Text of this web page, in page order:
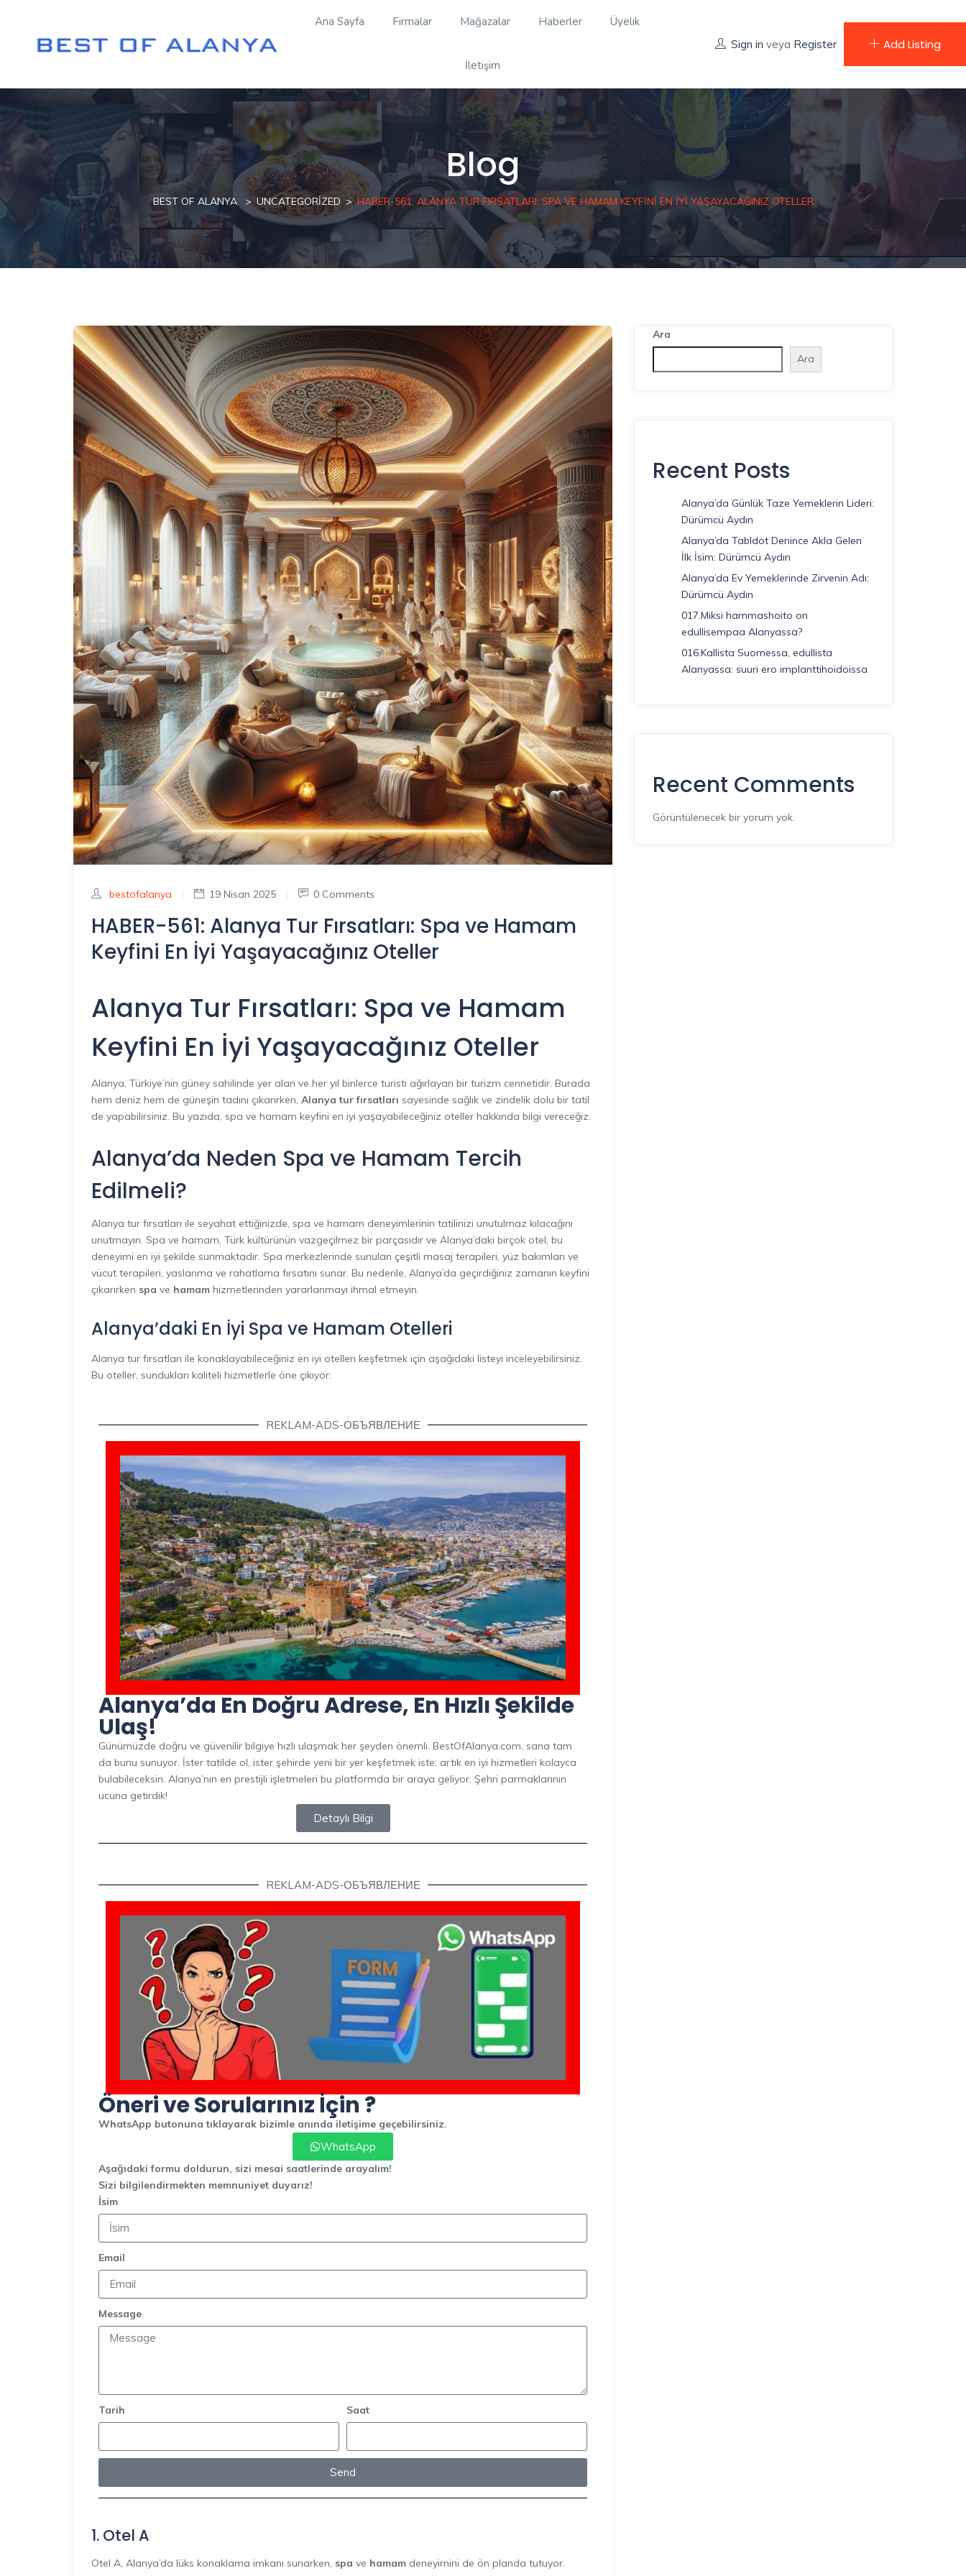
Ana Sayfa Firmalar Mağazalar Haberler Üyelik
İletişim
Sign in veya Register Add Listing
Blog
BEST OF ALANYA UNCATEGORIZED HABER-561: ALANYA TUR FIRSATLARI: SPA VE HAMAM KEYFINI EN İYI YAŞAYACAĞINIZ OTELLER
bestofalanya 19 Nisan 2025 0 Comments
HABER-561: Alanya Tur Fırsatları: Spa ve Hamam
Keyfini En İyi Yaşayacağınız Oteller
Alanya Tur Fırsatları: Spa ve Hamam
Keyfini En İyi Yaşayacağınız Oteller
Alanya, Türkiye’nin güney sahilinde yer alan ve her yıl binlerce turisti ağırlayan bir turizm cennetidir. Burada
hem deniz hem de güneşin tadını çıkarırken, Alanya tur fırsatları sayesinde sağlık ve zindelik dolu bir tatil
de yapabilirsiniz. Bu yazıda, spa ve hamam keyfini en iyi yaşayabileceğiniz oteller hakkında bilgi vereceğiz.
Alanya’da Neden Spa ve Hamam Tercih
Edilmeli?
Alanya tur fırsatları ile seyahat ettiğinizde, spa ve hamam deneyimlerinin tatilinizi unutulmaz kılacağını
unutmayın. Spa ve hamam, Türk kültürünün vazgeçilmez bir parçasıdır ve Alanya’daki birçok otel, bu
deneyimi en iyi şekilde sunmaktadır. Spa merkezlerinde sunulan çeşitli masaj terapileri, yüz bakımları ve
vücut terapileri, yaslanma ve rahatlama fırsatını sunar. Bu nedenle, Alanya’da geçirdiğiniz zamanın keyfini
çıkarırken spa ve hamam hizmetlerinden yararlanmayı ihmal etmeyin.
Alanya’daki En İyi Spa ve Hamam Otelleri
Alanya tur fırsatları ile konaklayabileceğiniz en iyi otelleri keşfetmek için aşağıdaki listeyi inceleyebilirsiniz.
Bu oteller, sundukları kaliteli hizmetlerle öne çıkıyor:
REKLAM-ADS-ОБЪЯВЛЕНИЕ
Alanya’da En Doğru Adrese, En Hızlı Şekilde
Ulaş!
Günümüzde doğru ve güvenilir bilgiye hızlı ulaşmak her şeyden önemli. BestOfAlanya.com, sana tam
da bunu sunuyor. İster tatilde ol, ister şehirde yeni bir yer keşfetmek iste; artık en iyi hizmetleri kolayca
bulabileceksin. Alanya’nın en prestijli işletmeleri bu platformda bir araya geliyor. Şehri parmaklarının
ucuna getirdik!
Detaylı Bilgi
REKLAM-ADS-ОБЪЯВЛЕНИЕ
Öneri ve Sorularınız İçin ?
WhatsApp butonuna tıklayarak bizimle anında iletişime geçebilirsiniz.
WhatsApp
Aşağıdaki formu doldurun, sizi mesai saatlerinde arayalım!
Sizi bilgilendirmekten memnuniyet duyarız!
İsim
Email
Message
Tarih Saat
Send
1. Otel A
Otel A, Alanya’da lüks konaklama imkanı sunarken, spa ve hamam deneyimini de ön planda tutuyor.
Ara
Ara
Recent Posts
Alanya’da Günlük Taze Yemeklerin Lideri:
Dürümcü Aydın
Alanya’da Tabldot Denince Akla Gelen
İlk İsim: Dürümcü Aydın
Alanya’da Ev Yemeklerinde Zirvenin Adı:
Dürümcü Aydın
017.Miksi hammashoito on
edullisempaa Alanyassa?
016.Kallista Suomessa, edullista
Alanyassa: suuri ero implanttihoidoissa
Recent Comments
Görüntülenecek bir yorum yok.